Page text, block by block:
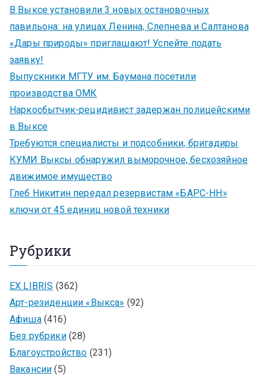
В Выксе установили 3 новых остановочных
павильона: на улицах Ленина, Слепнева и Салтанова
«Дары природы» приглашают! Успейте подать
заявку!
Выпускники МГТУ им. Баумана посетили
производства ОМК
Наркосбытчик-рецидивист задержан полицейскими
в Выксе
Требуются специалисты и подсобники, бригадиры
КУМИ Выксы обнаружил выморочное, бесхозяйное
движимое имущество
Глеб Никитин передал резервистам «БАРС-НН»
ключи от 45 единиц новой техники
Рубрики
EX LIBRIS (362)
Арт-резиденции «Выкса» (92)
Афиша(416)
Без рубрики(28)
Благоустройство (231)
Вакансии (5)